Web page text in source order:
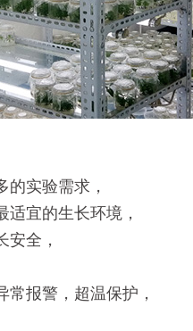
实验需求，
宜的生长环境，
全，
报警，超温保护，